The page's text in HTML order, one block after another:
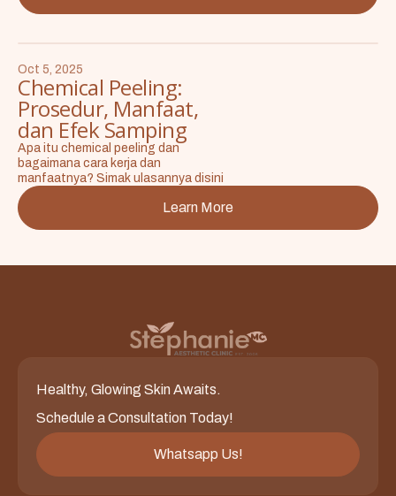
Oct 5, 2025
Chemical Peeling:
Prosedur, Manfaat,
dan Efek Samping
Apa itu chemical peeling dan
bagaimana cara kerja dan
manfaatnya? Simak ulasannya disini
Learn More
Healthy, Glowing Skin Awaits.
Schedule a Consultation Today!
Whatsapp Us!